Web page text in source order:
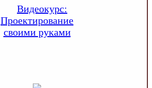
Видеокурс:
Проектирование
своими руками